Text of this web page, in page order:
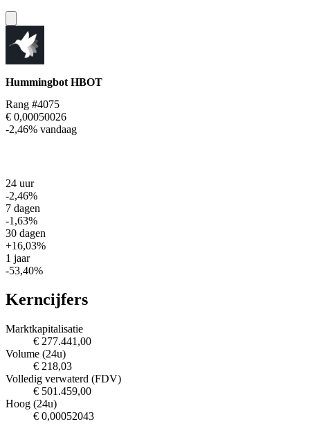
Hummingbot HBOT
Rang #4075
€ 0,00050026
-2,46% vandaag
24 uur
-2,46%
7 dagen
-1,63%
30 dagen
+16,03%
1 jaar
-53,40%
Kerncijfers
Marktkapitalisatie
€ 277.441,00
Volume (24u)
€ 218,03
Volledig verwaterd (FDV)
€ 501.459,00
Hoog (24u)
€ 0,00052043